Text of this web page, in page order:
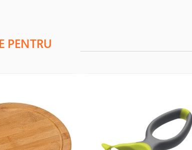
PENTRU